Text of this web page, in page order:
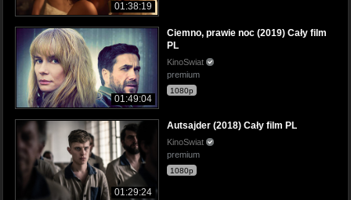
01:38:19
01:49:04
Ciemno, prawie noc (2019) Cały film
PL
KinoSwiat
premium
1080p
01:29:24
Autsajder (2018) Cały film PL
KinoSwiat
premium
1080p